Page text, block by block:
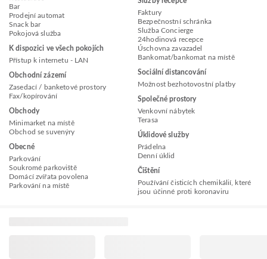
Bar
Prodejní automat
Snack bar
Pokojová služba
K dispozici ve všech pokojích
Přístup k internetu - LAN
Obchodní zázemí
Zasedací / banketové prostory
Fax/kopírování
Obchody
Minimarket na místě
Obchod se suvenýry
Obecné
Parkování
Soukromé parkoviště
Domácí zvířata povolena
Parkování na místě
Faktury
Bezpečnostní schránka
Služba Concierge
24hodinová recepce
Úschovna zavazadel
Bankomat/bankomat na místě
Sociální distancování
Možnost bezhotovostní platby
Společné prostory
Venkovní nábytek
Terasa
Úklidové služby
Prádelna
Denní úklid
Čištění
Používání čisticích chemikálií, které
jsou účinné proti koronaviru